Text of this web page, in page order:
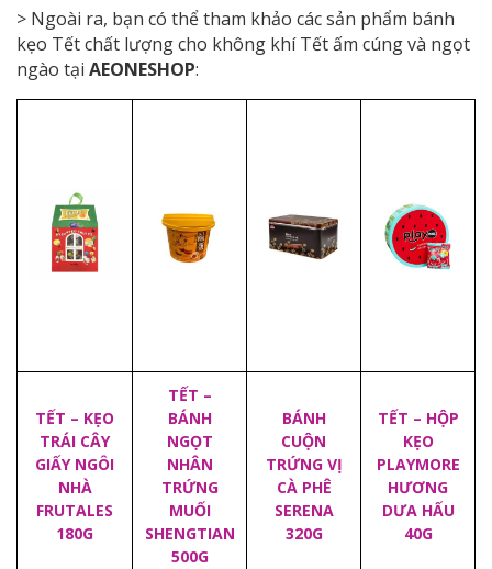
> Ngoài ra, bạn có thể tham khảo các sản phẩm bánh
kẹo Tết chất lượng cho không khí Tết ấm cúng và ngọt
ngào tại AEONESHOP:
TẾT – KẸO
TRÁI CÂY
GIẤY NGÔI
NHÀ
FRUTALES
180G
TẾT –
BÁNH
NGỌT
NHÂN
TRỨNG
MUỐI
SHENGTIAN
500G
BÁNH
CUỘN
TRỨNG VỊ
CÀ PHÊ
SERENA
320G
TẾT – HỘP
KẸO
PLAYMORE
HƯƠNG
DƯA HẤU
40G